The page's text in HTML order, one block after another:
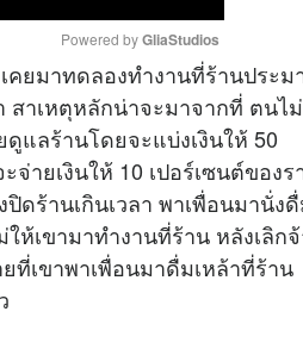
M
u
t
e
Powered by GliaStudios
คยมาทดลองทำงานที่ร้านประ
าเหตุหลักน่าจะมาจากที่ ตนไ
แลร้านโดยจะแบ่งเงินให้ 50
ายเงินให้ 10 เปอร์เซนต์ของร
ดร้านเกินเวลา พาเพื่อนมานั่ง
ห้เขามาทำงานที่ร้าน หลังเลิกจ้
ที่เขาพาเพื่อนมาดื่มเหล้าที่ร้าน